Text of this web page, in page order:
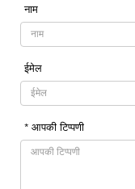
नाम
ईमेल
* आपकी टिप्पणी